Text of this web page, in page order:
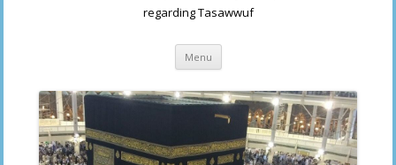
regarding Tasawwuf
Menu Skip
content